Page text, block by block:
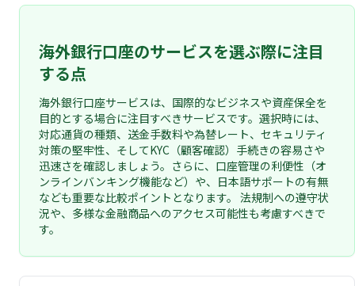
海外銀行口座のサービスを選ぶ際に注目
する点
海外銀行口座サービスは、国際的なビジネスや資産保全を
目的とする場合に注目すべきサービスです。選択時には、
対応通貨の種類、送金手数料や為替レート、セキュリティ
対策の堅牢性、そしてKYC（顧客確認）手続きの容易さや
迅速さを確認しましょう。さらに、口座管理の利便性（オ
ンラインバンキング機能など）や、日本語サポートの有無
なども重要な比較ポイントとなります。 法規制への遵守状
況や、多様な金融商品へのアクセス可能性も考慮すべきで
す。